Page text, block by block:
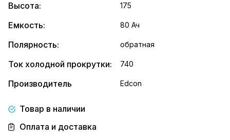
Высота: 175
Емкость: 80 Ач
Полярность: обратная
Ток холодной прокрутки: 740
Производитель Edcon
Товар в наличии
Оплата и доставка